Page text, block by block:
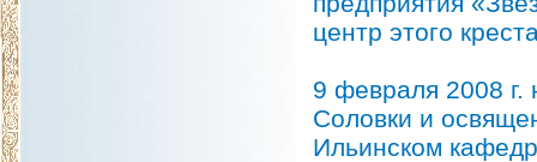
центр этого
9 февраля 2008 г.
Соловки и
Ильинском